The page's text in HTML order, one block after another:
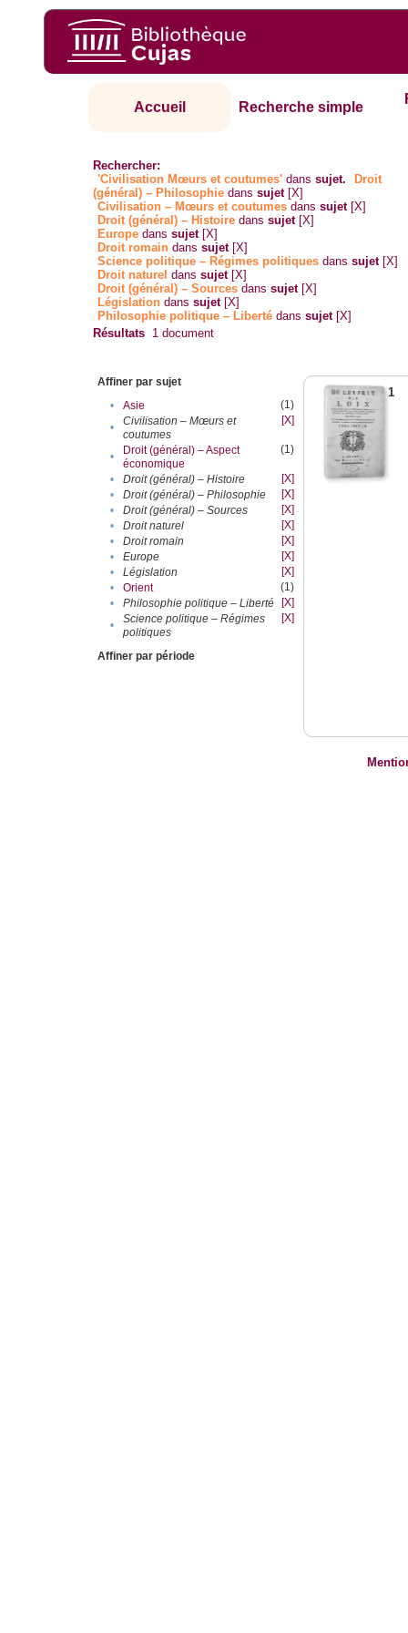
Accueil Recherche simple
Rechercher:
'Civilisation Mœurs et coutumes' danssujet.
Droit
(général) – Philosophie danssujet [X]
Civilisation – Mœurs et coutumes danssujet [X]
Droit (général) – Histoire danssujet [X]
Europe danssujet [X]
Droit romain danssujet [X]
Science politique – Régimes politiques danssujet [X]
Droit naturel danssujet [X]
Droit (général) – Sources danssujet [X]
Législation danssujet [X]
Philosophie politique – Liberté danssujet [X]
Résultats 1 document
Affiner par sujet
•
Asie
(1)
•
Civilisation – Mœurs et
coutumes
[X]
•
Droit (général) – Aspect
économique
(1)
• Droit (général) – Histoire
[X]
•
Droit (général) – Philosophie
[X]
•
Droit (général) – Sources
[X]
•
Droit naturel
[X]
•
Droit romain
[X]
•
Europe
[X]
•
Législation
[X]
•
Orient
(1)
•
Philosophie politique – Liberté
[X]
•
Science politique – Régimes
politiques
[X]
Affiner par période
1